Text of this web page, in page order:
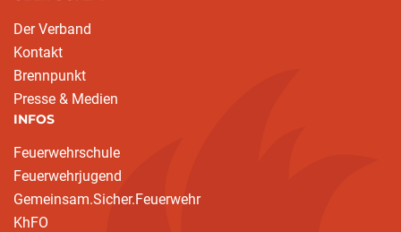
Der Verband
Kontakt
Brennpunkt
Presse & Medien
INFOS
Feuerwehrschule
Feuerwehrjugend
Gemeinsam.Sicher.Feuerwehr
KhFO